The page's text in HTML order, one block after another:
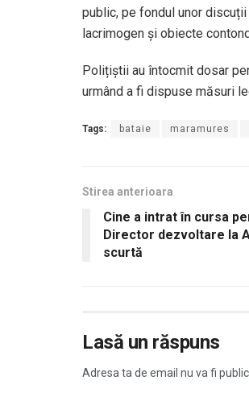
public, pe fondul unor
lacrimogen și obiecte
Polițiștii au întocmit dosar
urmând a fi dispuse măsuri
Tags: bataie maramures
Stirea anterioara
Cine a intrat în cursa
Director dezvoltare la
scurtă
Lasă un răspuns
Adresa ta de email nu va fi